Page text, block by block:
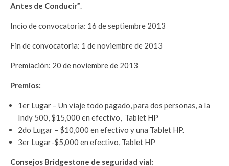
Antes de Conducir”.
Incio de convocatoria: 16 de septiembre 2013
Fin de convocatoria: 1 de noviembre de 2013
Premiación: 20 de noviembre de 2013
Premios:
1er Lugar – Un viaje todo pagado, para dos personas, a la
Indy 500, $15,000 en efectivo, Tablet HP
2do Lugar – $10,000 en efectivo y una Tablet HP.
3er Lugar-$5,000 en efectivo, Tablet HP
Consejos Bridgestone de seguridad vial: